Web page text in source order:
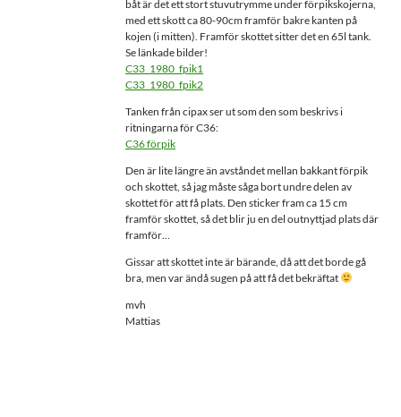
båt är det ett stort stuvutrymme under förpikskojerna,
med ett skott ca 80-90cm framför bakre kanten på
kojen (i mitten). Framför skottet sitter det en 65l tank.
Se länkade bilder!
C33_1980_fpik1
C33_1980_fpik2
Tanken från cipax ser ut som den som beskrivs i
ritningarna för C36:
C36 förpik
Den är lite längre än avståndet mellan bakkant förpik
och skottet, så jag måste såga bort undre delen av
skottet för att få plats. Den sticker fram ca 15 cm
framför skottet, så det blir ju en del outnyttjad plats där
framför…
Gissar att skottet inte är bärande, då att det borde gå
bra, men var ändå sugen på att få det bekräftat
mvh
Mattias